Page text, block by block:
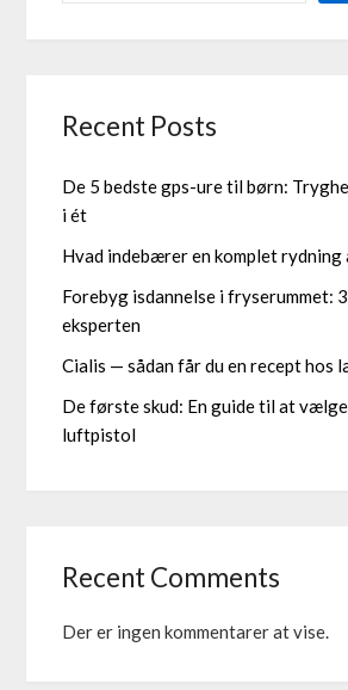
Recent Posts
De 5 bedste gps-ure til børn:
i ét
Hvad indebærer en komplet rydning
Forebyg isdannelse i fryserummet:
eksperten
Cialis — sådan får du en recept hos
De første skud: En guide til at
luftpistol
Recent Comments
Der er ingen kommentarer at vise.